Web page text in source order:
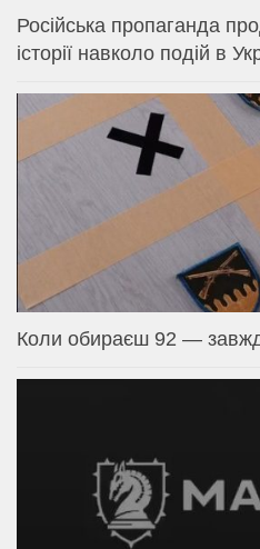
Російська пропаганда
історії навколо подій в
Коли обираєш 92 —